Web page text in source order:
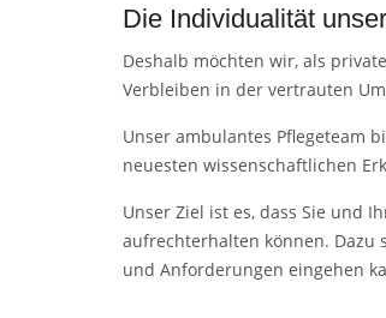
Die Individualität
Deshalb möchten wir, als
Verbleiben in der vertrauten
Unser ambulantes Pflegeteam
neuesten wissenschaftlichen
Unser Ziel ist es, dass Sie und
aufrechterhalten können. Dazu
und Anforderungen eingehen